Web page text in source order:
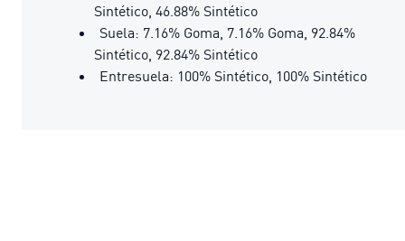
Sintético, 46.88% Sintético
Suela: 7.16% Goma, 7.16% Goma, 92.84%
Sintético, 92.84% Sintético
Entresuela: 100% Sintético, 100% Sintético